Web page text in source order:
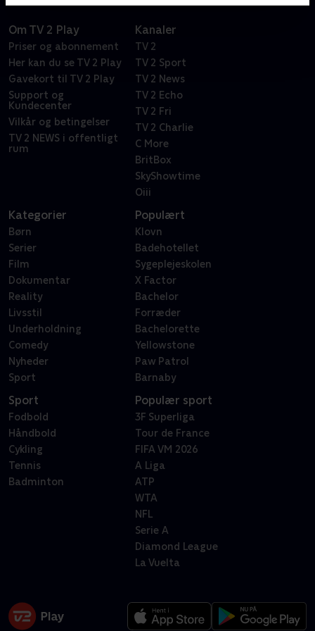
Om TV 2 Play
Priser og abonnement
Her kan du se TV 2 Play
Gavekort til TV 2 Play
Support og
Kundecenter
Vilkår og betingelser
TV 2 NEWS i offentligt
rum
Kanaler
TV 2
TV 2 Sport
TV 2 News
TV 2 Echo
TV 2 Fri
TV 2 Charlie
C More
BritBox
SkyShowtime
Oiii
Kategorier
Børn
Serier
Film
Dokumentar
Reality
Livsstil
Underholdning
Comedy
Nyheder
Sport
Populært
Klovn
Badehotellet
Sygeplejeskolen
X Factor
Bachelor
Forræder
Bachelorette
Yellowstone
Paw Patrol
Barnaby
Sport
Fodbold
Håndbold
Cykling
Tennis
Badminton
Populær sport
3F Superliga
Tour de France
FIFA VM 2026
A Liga
ATP
WTA
NFL
Serie A
Diamond League
La Vuelta